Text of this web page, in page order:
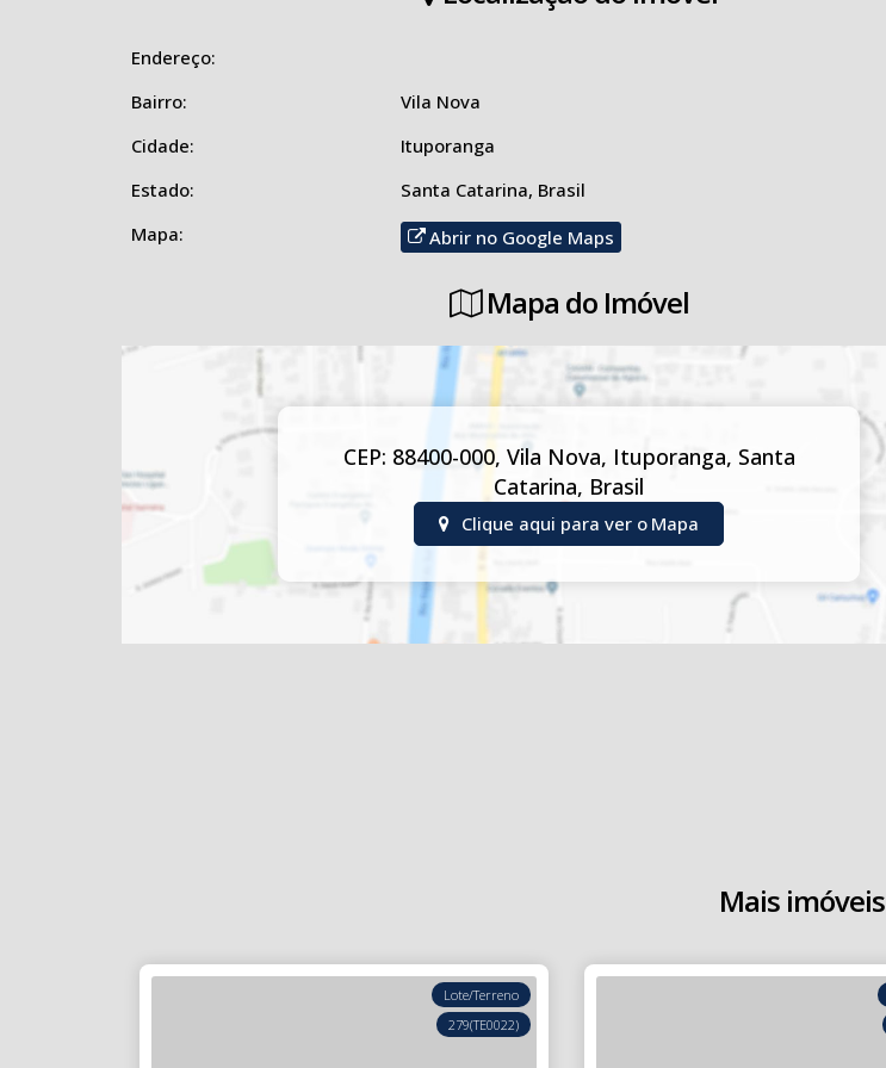
Endereço:
Bairro:
Vila Nova
Cidade:
Ituporanga
Estado:
Santa Catarina, Brasil
Mapa:
Abrir no Google Maps
Mapa do Imóvel
CEP: 88400-000, Vila Nova, Ituporanga, Santa
Catarina, Brasil
Clique aqui para ver o Mapa
Mais imóveis
279(TE0022)
Lote/Terreno